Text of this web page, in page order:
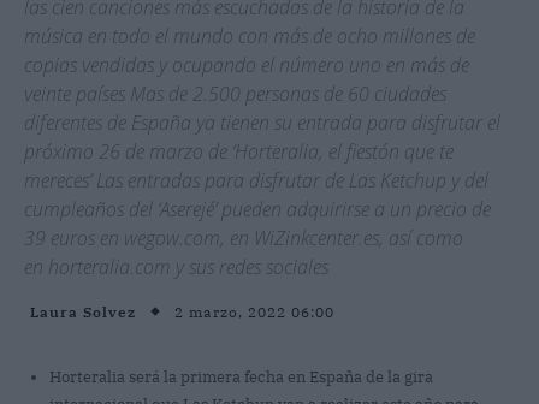
las cien canciones más escuchadas de la historia de la
música en todo el mundo con más de ocho millones de
copias vendidas y ocupando el número uno en más de
veinte países Mas de 2.500 personas de 60 ciudades
diferentes de España ya tienen su entrada para disfrutar el
próximo 26 de marzo de ‘Horteralia, el fiestón que te
mereces’ Las entradas para disfrutar de Las Ketchup y del
cumpleaños del ‘Aserejé’ pueden adquirirse a un precio de
39 euros en wegow.com, en WiZinkcenter.es, así como
en horteralia.com y sus redes sociales
Laura Solvez 2 marzo, 2022 06:00
Horteralia será la primera fecha en España de la gira